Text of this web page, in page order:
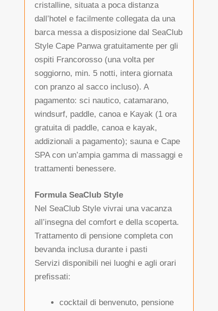
cristalline, situata a poca distanza
dall’hotel e facilmente collegata da una
barca messa a disposizione dal SeaClub
Style Cape Panwa gratuitamente per gli
ospiti Francorosso (una volta per
soggiorno, min. 5 notti, intera giornata
con pranzo al sacco incluso). A
pagamento: sci nautico, catamarano,
windsurf, paddle, canoa e Kayak (1 ora
gratuita di paddle, canoa e kayak,
addizionali a pagamento); sauna e Cape
SPA con un’ampia gamma di massaggi e
trattamenti benessere.
Formula SeaClub Style
Nel SeaClub Style vivrai una vacanza
all’insegna del comfort e della scoperta.
Trattamento di pensione completa con
bevanda inclusa durante i pasti
Servizi disponibili nei luoghi e agli orari
prefissati:
cocktail di benvenuto, pensione